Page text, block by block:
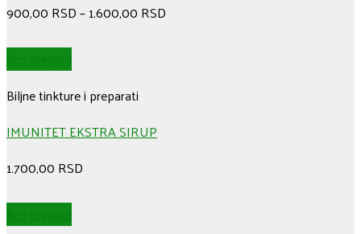
900,00 RSD–1.600,00 RSD
Biljne tinkture i preparati
IMUNITET EKSTRA SIRUP
1.700,00 RSD